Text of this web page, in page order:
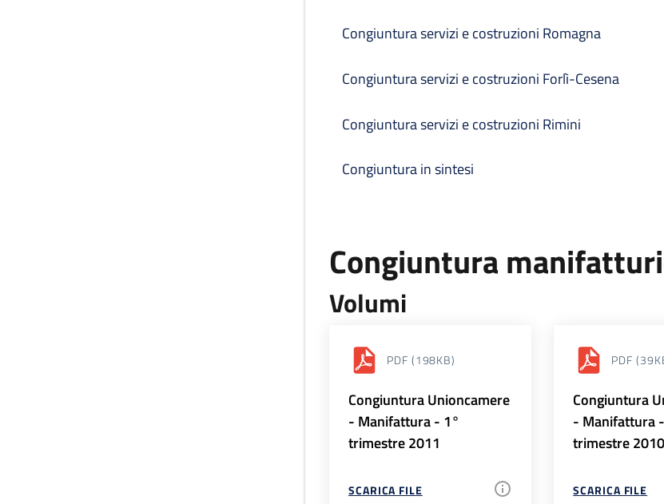
Congiuntura servizi e costruzioni Romagna
Congiuntura servizi e costruzioni Forlì-Cesena
Congiuntura servizi e costruzioni Rimini
Congiuntura in sintesi
Congiuntura
Volumi
PDF (198KB)
Congiuntura Unioncamere
- Manifattura - 1°
trimestre 2011
SCARICA FILE
PDF
Congiuntura
- Manifattura
trimestre 2010
SCARICA FILE